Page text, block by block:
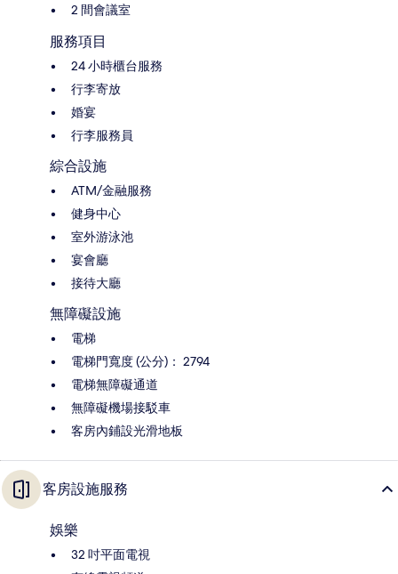
2 間會議室
服務項目
24 小時櫃台服務
行李寄放
婚宴
行李服務員
綜合設施
ATM/金融服務
健身中心
室外游泳池
宴會廳
接待大廳
無障礙設施
電梯
電梯門寬度 (公分)： 2794
電梯無障礙通道
無障礙機場接駁車
客房內鋪設光滑地板
客房設施服務
娛樂
32 吋平面電視